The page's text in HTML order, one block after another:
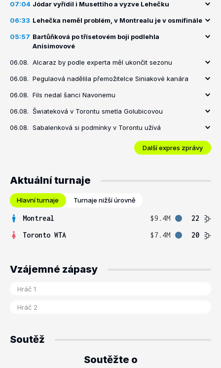
07:04 Jódar vyřídil i Musettiho a vyzve Lehečku
06:33 Lehečka neměl problém, v Montrealu je v osmifinále
05:57 Bartůňková po třísetovém boji podlehla
Anisimovové
06.08. Alcaraz by podle experta měl ukončit sezonu
06.08. Pegulaová nadělila přemožitelce Siniakové kanára
06.08. Fils nedal šanci Navonemu
06.08. Šwiateková v Torontu smetla Golubicovou
06.08. Sabalenková si podmínky v Torontu užívá
Další expres zprávy
Aktuální turnaje
Hlavní turnaje Turnaje nižší úrovně
Montreal $9.4M
22
Toronto WTA
$7.4M 20
Vzájemné zápasy
Soutěž
Soutěžte o